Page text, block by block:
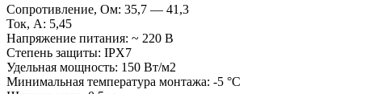
Сопротивление, Ом: 35,7 — 41,3
Ток, А: 5,45
Напряжение питания: ~ 220 В
Степень защиты: IPX7
Удельная мощность: 150 Вт/м2
Минимальная температура монтажа: -5 °C